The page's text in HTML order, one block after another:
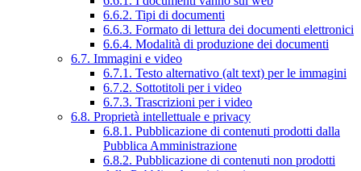
6.6.2. Tipi di documenti
6.6.3. Formato di lettura dei documenti elettronici
6.6.4. Modalità di produzione dei documenti
6.7. Immagini e video
6.7.1. Testo alternativo (alt text) per le immagini
6.7.2. Sottotitoli per i video
6.7.3. Trascrizioni per i video
6.8. Proprietà intellettuale e privacy
6.8.1. Pubblicazione di contenuti prodotti dalla
Pubblica Amministrazione
6.8.2. Pubblicazione di contenuti non prodotti